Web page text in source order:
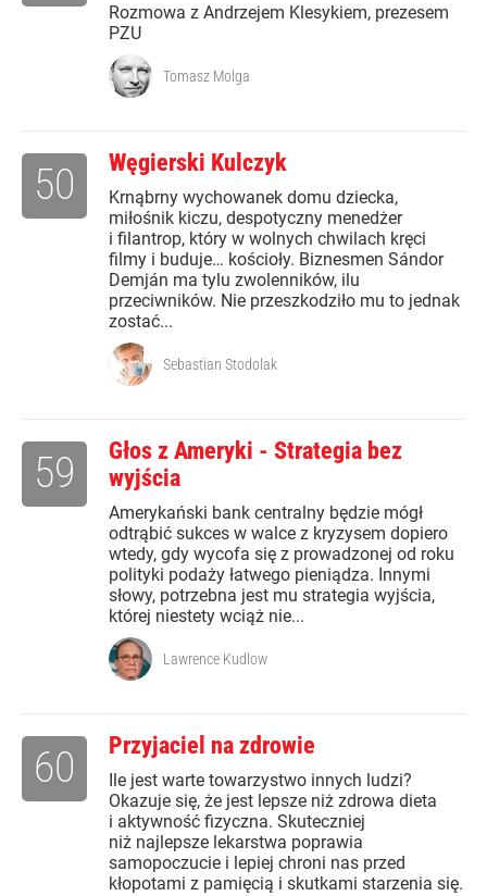
Rozmowa z Andrzejem Klesykiem, prezesem
PZU
Tomasz Molga
Węgierski Kulczyk
Krnąbrny wychowanek domu dziecka,
miłośnik kiczu, despotyczny menedżer
i filantrop, który w wolnych chwilach kręci
filmy i buduje… kościoły. Biznesmen Sándor
Demján ma tylu zwolenników, ilu
przeciwników. Nie przeszkodziło mu to jednak
zostać...
50
Sebastian Stodolak
Głos z Ameryki - Strategia bez
wyjścia
Amerykański bank centralny będzie mógł
odtrąbić sukces w walce z kryzysem dopiero
wtedy, gdy wycofa się z prowadzonej od roku
polityki podaży łatwego pieniądza. Innymi
słowy, potrzebna jest mu strategia wyjścia,
której niestety wciąż nie...
59
Lawrence Kudlow
Przyjaciel na zdrowie
Ile jest warte towarzystwo innych ludzi?
Okazuje się, że jest lepsze niż zdrowa dieta
i aktywność fizyczna. Skuteczniej
niż najlepsze lekarstwa poprawia
samopoczucie i lepiej chroni nas przed
kłopotami z pamięcią i skutkami starzenia się.
60